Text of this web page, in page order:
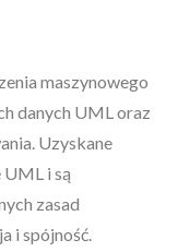
maszynowego
danych UML oraz
Uzyskane
UML i są
zasad
i spójność.